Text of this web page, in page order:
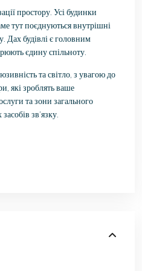
простору. Усі будинки
тут поєднуються внутрішні
Дах будівлі є головним
єдину спільноту.
та світло, з увагою до
які зроблять ваше
та зони загального
зв’язку.